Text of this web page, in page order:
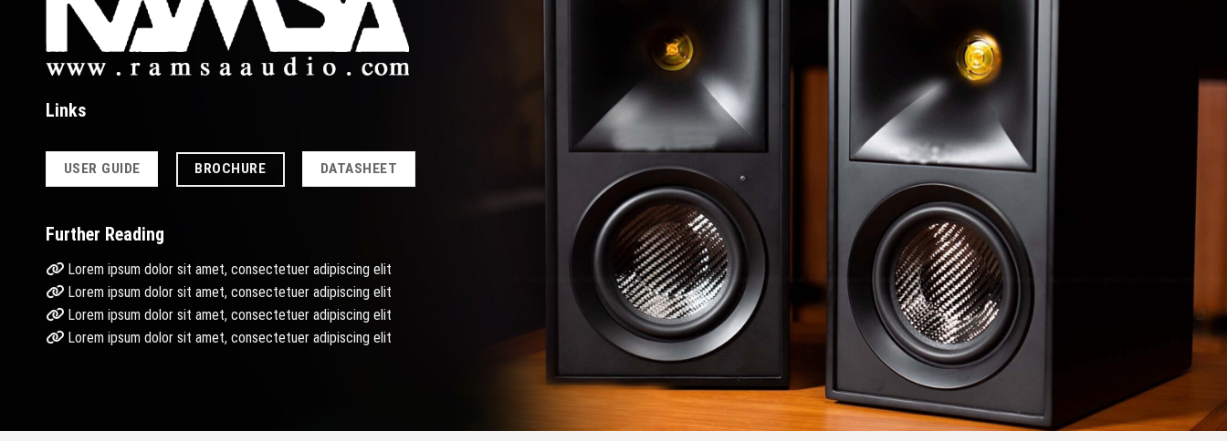
Links
USER GUIDE BROCHURE DATASHEET
Further Reading
Lorem ipsum dolor sit amet, consectetuer adipiscing elit
Lorem ipsum dolor sit amet, consectetuer adipiscing elit
Lorem ipsum dolor sit amet, consectetuer adipiscing elit
Lorem ipsum dolor sit amet, consectetuer adipiscing elit